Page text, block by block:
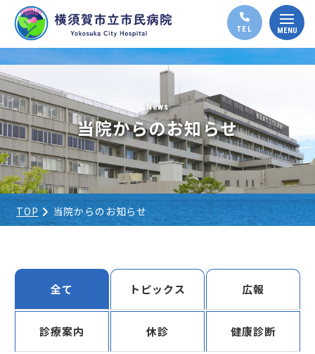
News
当院からのお知らせ
TOP 当院からのお知らせ
全て トピックス 広報
診療案内 休診 健康診断